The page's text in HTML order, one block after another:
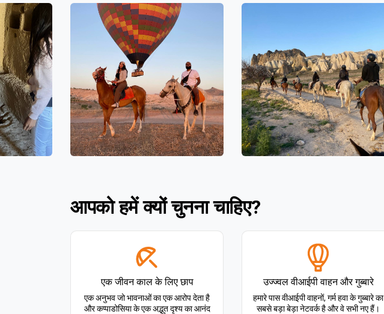
आपको हमें क्यों चुनना चाहिए?
एक जीवन काल के लिए छाप
एक अनुभव जो भावनाओं का एक आरोप देता है
और कप्पाडोसिया के एक अद्भुत दृश्य का आनंद
उज्ज्वल वीआईपी वाहन और गुब्बारे
हमारे पास वीआईपी वाहनों, गर्म हवा के गुब्बारे का
सबसे बड़ा बेड़ा नेटवर्क है और वे सभी नए हैं।